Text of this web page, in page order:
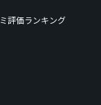
評価ランキング